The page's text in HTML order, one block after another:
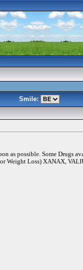
Smile:
as possible. Some Drugs
Weight Loss) XANAX,